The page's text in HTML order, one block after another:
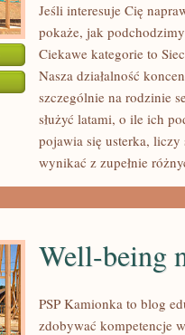
Jeśli interesuje Cię
pokaże, jak
Ciekawe kategorie to
Nasza działalność
szczególnie na rodzinie
służyć latami, o ile ich
pojawia się usterka,
wynikać z zupełnie
Well-being
PSP Kamionka to blog
zdobywać kompetencje